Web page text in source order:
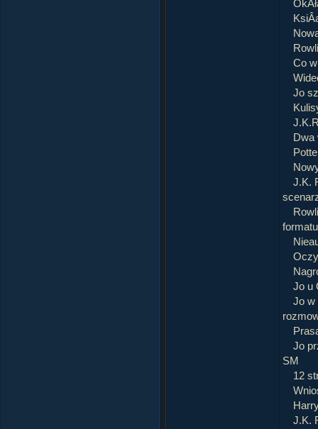
Co
Jo
Dwa
J.K.
Jo u
Jo w
Jo
SM
12
J.K.